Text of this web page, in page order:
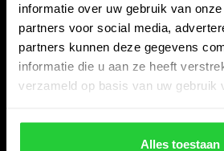
informatie over uw gebruik van
partners voor social media,
partners kunnen deze gegevens
informatie die u aan ze heeft
verzameld op basis van uw gebruik
Alles toestaan
Snijdersstraat 6
8224 AA Lelystad
Nederland
06-57276080